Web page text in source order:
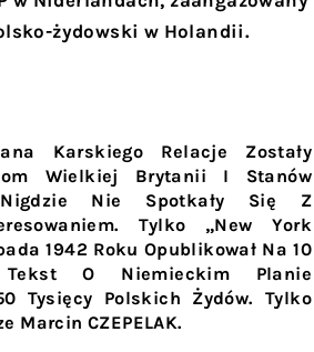
żydowski w Holandii.
Karskiego Relacje Zostały
Wielkiej Brytanii I Stanów
Nigdzie Nie Spotkały Się Z
Tylko „New York
1942 Roku Opublikował Na 10
O Niemieckim Planie
Tysięcy Polskich Żydów. Tylko
Marcin CZEPELAK.